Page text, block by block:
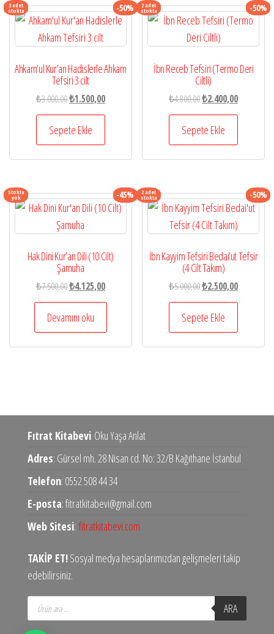
3 adet
stokta -50%
Ahkam’ul Kur’an Hadislerle Ahkam
Tefsiri 3 cilt
₺3.000,00Orijinal
fiyat:
₺3.000,00.
₺1.500,00Şu
andaki
₺1.500,00.
Sepete Ekle
2 adet
stokta -50%
İbn Receb Tefsiri (Termo Deri
Ciltli)
₺4.800,00Orijinal
fiyat:
₺4.800,00.
₺2.400,00Şu
andaki
₺2.400,00.
Sepete Ekle
Stokta
yok -45%
Hak Dini Kur’an Dili (10 Cilt)
Şamuha
₺7.500,00Orijinal
fiyat:
₺7.500,00.
₺4.125,00Şu
andaki
₺4.125,00.
Devamını oku
2 adet
stokta -50%
İbn Kayyim Tefsiri Bedai’ut Tefsir
(4 Cilt Takım)
₺5.000,00Orijinal
fiyat:
₺5.000,00.
₺2.500,00Şu
andaki
₺2.500,00.
Sepete Ekle
Fıtrat Kitabevi Oku Yaşa Anlat
Adres: Gürsel mh. 28 Nisan cd. No: 32/B Kağıthane İstanbul
Telefon: 0552 508 44 34
E-posta: fitratkitabevi@gmail.com
Web Sitesi: fitratkitabevi.com
TAKİP ET!Sosyal medya hesaplarımızdan gelişmeleri takip
edebilirsiniz.
Products
search ARA